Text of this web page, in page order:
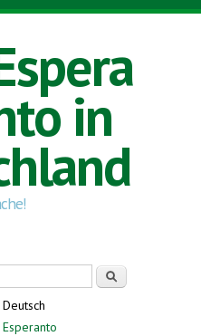
in
Deutsch
Esperanto